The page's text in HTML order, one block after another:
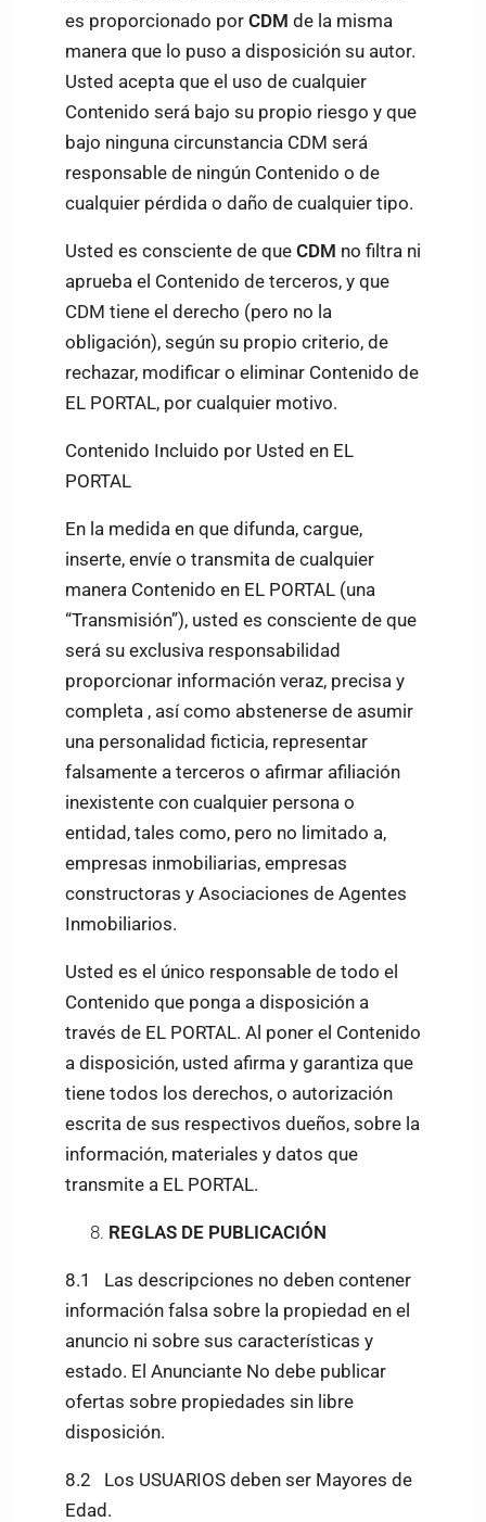
es proporcionado por CDM de la misma
manera que lo puso a disposición su autor.
Usted acepta que el uso de cualquier
Contenido será bajo su propio riesgo y que
bajo ninguna circunstancia CDM será
responsable de ningún Contenido o de
cualquier pérdida o daño de cualquier tipo.
Usted es consciente de que CDM no filtra ni
aprueba el Contenido de terceros, y que
CDM tiene el derecho (pero no la
obligación), según su propio criterio, de
rechazar, modificar o eliminar Contenido de
EL PORTAL, por cualquier motivo.
Contenido Incluido por Usted en EL
PORTAL
En la medida en que difunda, cargue,
inserte, envíe o transmita de cualquier
manera Contenido en EL PORTAL (una
“Transmisión”), usted es consciente de que
será su exclusiva responsabilidad
proporcionar información veraz, precisa y
completa , así como abstenerse de asumir
una personalidad ficticia, representar
falsamente a terceros o afirmar afiliación
inexistente con cualquier persona o
entidad, tales como, pero no limitado a,
empresas inmobiliarias, empresas
constructoras y Asociaciones de Agentes
Inmobiliarios.
Usted es el único responsable de todo el
Contenido que ponga a disposición a
través de EL PORTAL. Al poner el Contenido
a disposición, usted afirma y garantiza que
tiene todos los derechos, o autorización
escrita de sus respectivos dueños, sobre la
información, materiales y datos que
transmite a EL PORTAL.
REGLAS DE PUBLICACIÓN
8.1 Las descripciones no deben contener
información falsa sobre la propiedad en el
anuncio ni sobre sus características y
estado. El Anunciante No debe publicar
ofertas sobre propiedades sin libre
disposición.
8.2 Los USUARIOS deben ser Mayores de
Edad.